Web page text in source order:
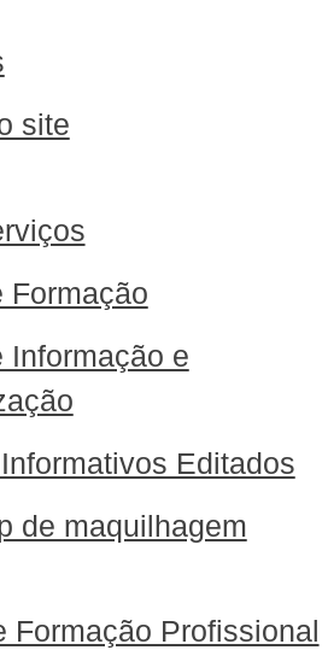
site
Formação
Informação e
Editados
de maquilhagem
Formação Profissional